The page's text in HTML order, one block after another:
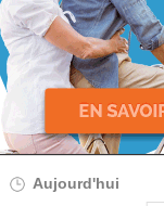
Aujourd'hui